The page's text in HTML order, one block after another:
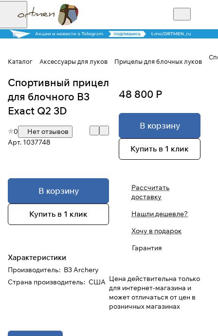
Каталог Аксессуары для луков Прицелы для блочных луков
Спортивный прицел
для блочного B3
Exact Q2 3D
0
Нет отзывов
Арт. 1037748
В корзину
Купить в 1 клик
Характеристики
Производитель: B3 Archery
Страна производитель: США
48 800 Р
В корзину
Купить в 1 клик
Рассчитать
доставку
Нашли дешевле?
Хочу в подарок
Гарантия
Цена действительна только
для интернет-магазина и
может отличаться от цен в
розничных магазинах
Для клиентов всех банков
Разбейте
оплату на части
Добавляйте товары
в корзину
выберите метод оплатыПЛАЙТ
Оплачивайте сегодня только25%
картой любого банка
выбранный способом